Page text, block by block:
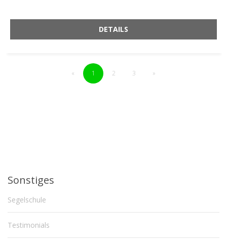
DETAILS
« 1 2 3 »
Sonstiges
Segelschule
Testimonials